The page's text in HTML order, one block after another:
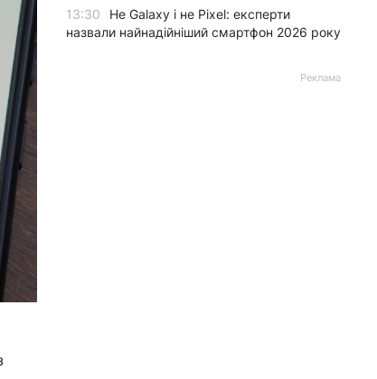
13:30
Не Galaxy і не Pixel: експерти
назвали найнадійніший смартфон 2026 року
Реклама